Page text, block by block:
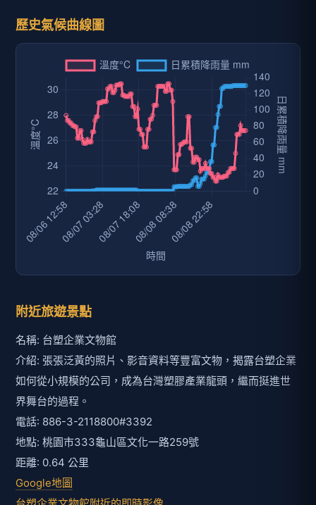
歷史氣候曲線圖
附近旅遊景點
名稱: 台塑企業文物館
介紹: 張張泛黃的照片、影音資料等豐富文物，揭露台塑企業
如何從小規模的公司，成為台灣塑膠產業龍頭，繼而挺進世
界舞台的過程。
電話: 886-3-2118800#3392
地點: 桃園市333龜山區文化一路259號
距離: 0.64 公里
Google地圖